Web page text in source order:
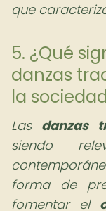
que
5. ¿Qué
danzas
la
Las danzas
siendo
forma de
fomentar el